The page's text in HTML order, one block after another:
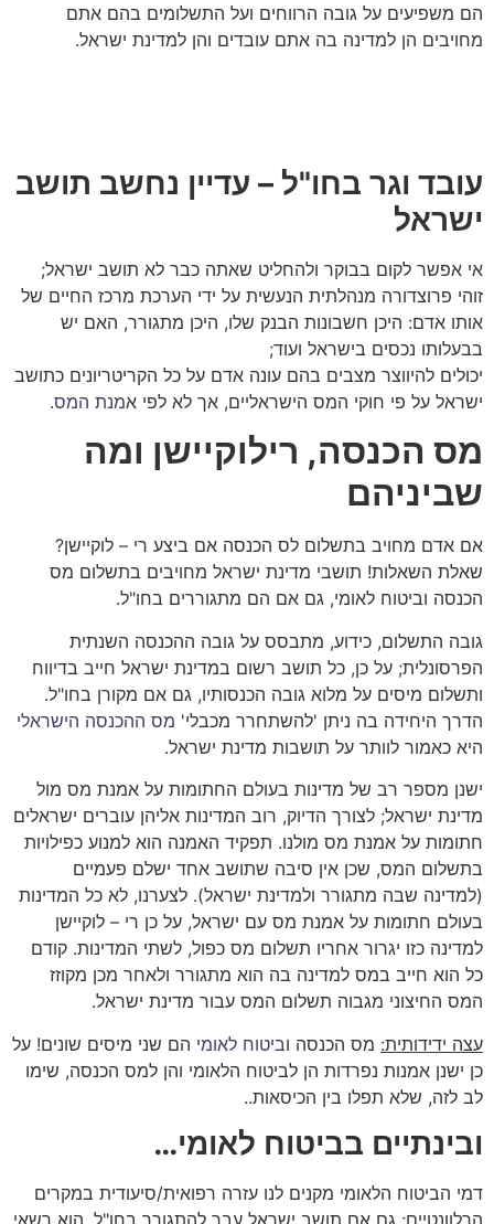
הם משפיעים על גובה הרווחים ועל התשלומים בהם אתם
מחויבים הן למדינה בה אתם עובדים והן למדינת ישראל.
עובד וגר בחו"ל – עדיין נחשב תושב
ישראל
אי אפשר לקום בבוקר ולהחליט שאתה כבר לא תושב ישראל;
זוהי פרוצדורה מנהלתית הנעשית על ידי הערכת מרכז החיים של
אותו אדם: היכן חשבונות הבנק שלו, היכן מתגורר, האם יש
בבעלותו נכסים בישראל ועוד;
יכולים להיווצר מצבים בהם עונה אדם על כל הקריטריונים כתושב
ישראל על פי חוקי המס הישראליים, אך לא לפי אמנת המס.
מס הכנסה, רילוקיישן ומה
שביניהם
אם אדם מחויב בתשלום לס הכנסה אם ביצע רי – לוקיישן?
שאלת השאלות! תושבי מדינת ישראל מחויבים בתשלום מס
הכנסה וביטוח לאומי, גם אם הם מתגוררים בחו"ל.
גובה התשלום, כידוע, מתבסס על גובה ההכנסה השנתית
הפרסונלית; על כן, כל תושב רשום במדינת ישראל חייב בדיווח
ותשלום מיסים על מלוא גובה הכנסותיו, גם אם מקורן בחו"ל.
הדרך היחידה בה ניתן 'להשתחרר מכבלי' מס ההכנסה הישראלי
היא כאמור לוותר על תושבות מדינת ישראל.
ישנן מספר רב של מדינות בעולם החתומות על אמנת מס מול
מדינת ישראל; לצורך הדיוק, רוב המדינות אליהן עוברים ישראלים
חתומות על אמנת מס מולנו. תפקיד האמנה הוא למנוע כפילויות
בתשלום המס, שכן אין סיבה שתושב אחד ישלם פעמיים
(למדינה שבה מתגורר ולמדינת ישראל). לצערנו, לא כל המדינות
בעולם חתומות על אמנת מס עם ישראל, על כן רי – לוקיישן
למדינה כזו יגרור אחריו תשלום מס כפול, לשתי המדינות. קודם
כל הוא חייב במס למדינה בה הוא מתגורר ולאחר מכן מקוזז
המס החיצוני מגבוה תשלום המס עבור מדינת ישראל.
עצה ידידותית: מס הכנסה וביטוח לאומי הם שני מיסים שונים! על
כן ישנן אמנות נפרדות הן לביטוח הלאומי והן למס הכנסה, שימו
לב לזה, שלא תפלו בין הכיסאות..
ובינתיים בביטוח לאומי…
דמי הביטוח הלאומי מקנים לנו עזרה רפואית/סיעודית במקרים